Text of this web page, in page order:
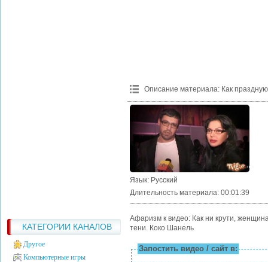
КАТЕГОРИИ КАНАЛОВ
Другое
Компьютерные игры
Описание материала: Как
Язык: Русский
Длительность материала: 00:01:39
Афаризм к видео: Как ни крути,
тени. Коко Шанель
Запостить видео / сайт в: